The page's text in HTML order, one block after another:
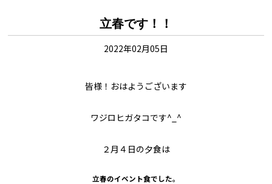
立春です！！
2022年02月05日
皆様！おはようございます
ワジロヒガタコです^_^
２月４日の夕食は
立春のイベント食でした。